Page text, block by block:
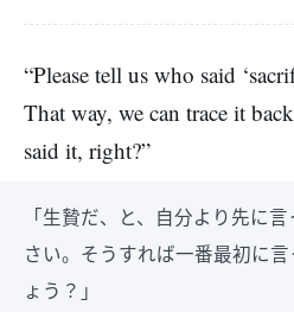
“Please tell us who said
That way, we can trace it
said it, right?”
「生贄だ、と、自分より先に
さい。そうすれば一番最初に
ょう？」